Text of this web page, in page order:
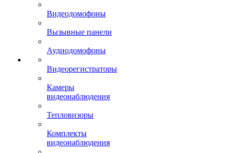
Видеодомофоны
Вызывные панели
Аудиодомофоны
Видеорегистраторы
Камеры
видеонаблюдения
Тепловизоры
Комплекты
видеонаблюдения